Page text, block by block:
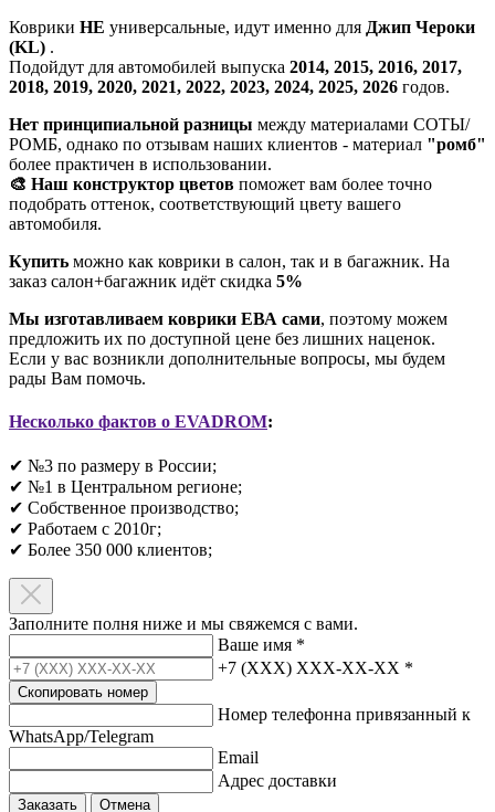
Коврики НЕ универсальные, идут именно для Джип Чероки
(KL) .
Подойдут для автомобилей выпуска 2014, 2015, 2016, 2017,
2018, 2019, 2020, 2021, 2022, 2023, 2024, 2025, 2026 годов.
Нет принципиальной разницы между материалами СОТЫ/
РОМБ, однако по отзывам наших клиентов - материал "ромб"
более практичен в использовании.
🎨 Наш конструктор цветов поможет вам более точно
подобрать оттенок, соответствующий цвету вашего
автомобиля.
Купить можно как коврики в салон, так и в багажник. На
заказ салон+багажник идёт скидка 5%
Мы изготавливаем коврики ЕВА сами, поэтому можем
предложить их по доступной цене без лишних наценок.
Если у вас возникли дополнительные вопросы, мы будем
рады Вам помочь.
Несколько фактов о EVADROM:
✔ №3 по размеру в России;
✔ №1 в Центральном регионе;
✔ Собственное производство;
✔ Работаем с 2010г;
✔ Более 350 000 клиентов;​
Заполните полня ниже и мы свяжемся с вами.
Ваше имя *
+7 (XXX) XXX-XX-XX *
Скопировать номер
Номер телефонна привязанный к
WhatsApp/Telegram
Email
Адрес доставки
Заказать Отмена